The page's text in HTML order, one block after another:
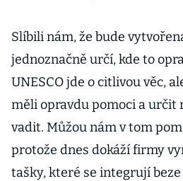
Slíbili nám, že bude
jednoznačně určí, kde to
UNESCO jde o citlivou věc,
měli opravdu pomoci a určit
vadit. Můžou nám v tom
protože dnes dokáží firmy
tašky, které se integrují